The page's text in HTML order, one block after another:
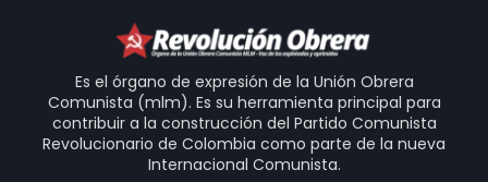
Es el órgano de expresión de la Unión Obrera
Comunista (mlm). Es su herramienta principal para
contribuir a la construcción del Partido Comunista
Revolucionario de Colombia como parte de la nueva
Internacional Comunista.